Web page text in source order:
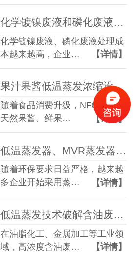
化学镀镍废液和磷化废液如何降低危废处置成本？2 吨/天低温蒸发案例年节省超100万
化学镀镍废液、磷化废液处理成
本越来越高，企业…
【详情】
果汁果酱低温蒸发浓缩设备选型指南：六大核心因素全面解析
随着食品消费升级，NFC果汁、
天然果酱、鲜果…
【详情】
随着环保要求日益严格，越来越
多企业开始采用蒸…
【详情】
低温蒸发技术破解含油废水治理难题 实现 85% 废液减量与产水全回用
在油脂化工、金属加工等工业领
域，高浓度含油废…
【详情】